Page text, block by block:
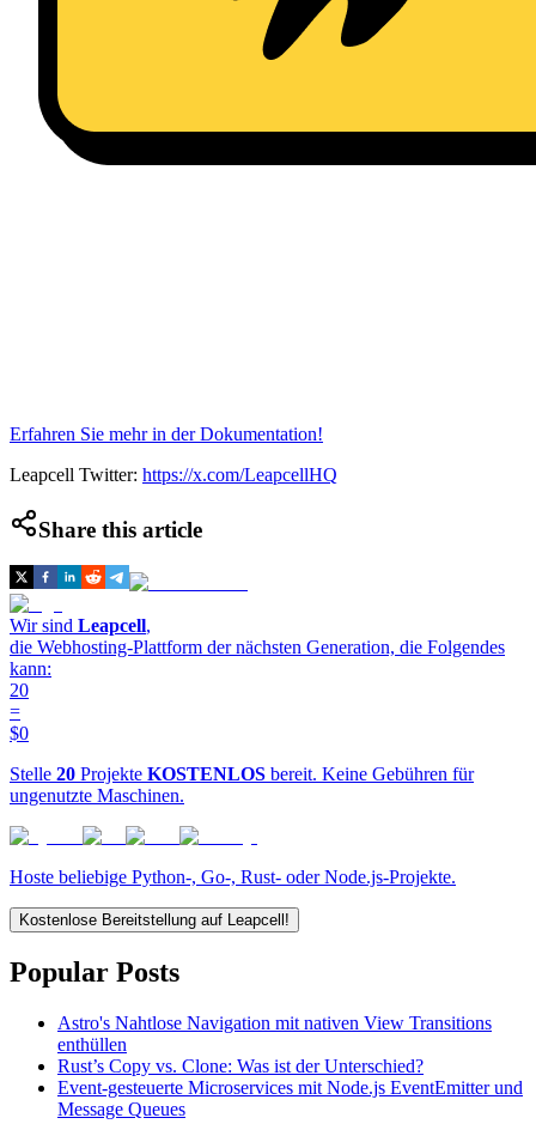
Erfahren Sie mehr in der Dokumentation!
Leapcell Twitter: https://x.com/LeapcellHQ
Share this article
Wir sind Leapcell,
die Webhosting-Plattform der nächsten Generation, die Folgendes
kann:
20
=
$0
Stelle 20 Projekte KOSTENLOS bereit. Keine Gebühren für
ungenutzte Maschinen.
Hoste beliebige Python-, Go-, Rust- oder Node.js-Projekte.
Kostenlose Bereitstellung auf Leapcell!
Popular Posts
Astro's Nahtlose Navigation mit nativen View Transitions
enthüllen
Rust’s Copy vs. Clone: Was ist der Unterschied?
Event-gesteuerte Microservices mit Node.js EventEmitter und
Message Queues